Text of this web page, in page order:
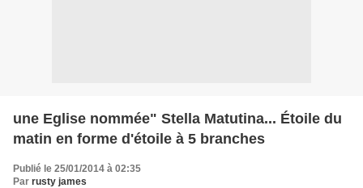
une Eglise nommée" Stella Matutina... Étoile du
matin en forme d'étoile à 5 branches
Publié le 25/01/2014 à 02:35
Par rusty james